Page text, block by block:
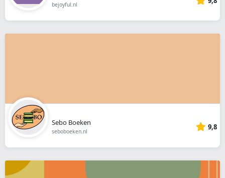
bejoyful.nl
Sebo Boeken
seboboeken.nl 9,8